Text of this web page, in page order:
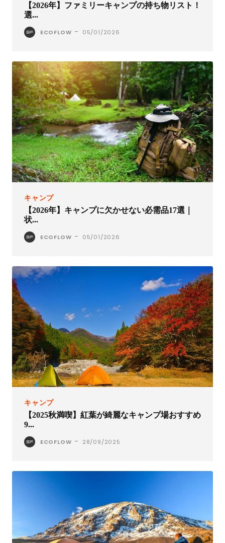
【2026年】ファミリーキャンプの持ち物リスト！
選...
ECOFLOW - 05/01/2026
キャンプ
【2026年】キャンプに欠かせない必需品17選｜
状...
ECOFLOW - 05/01/2026
キャンプ
【2025秋満喫】紅葉が綺麗なキャンプ場おすすめ
9...
ECOFLOW - 28/09/2025